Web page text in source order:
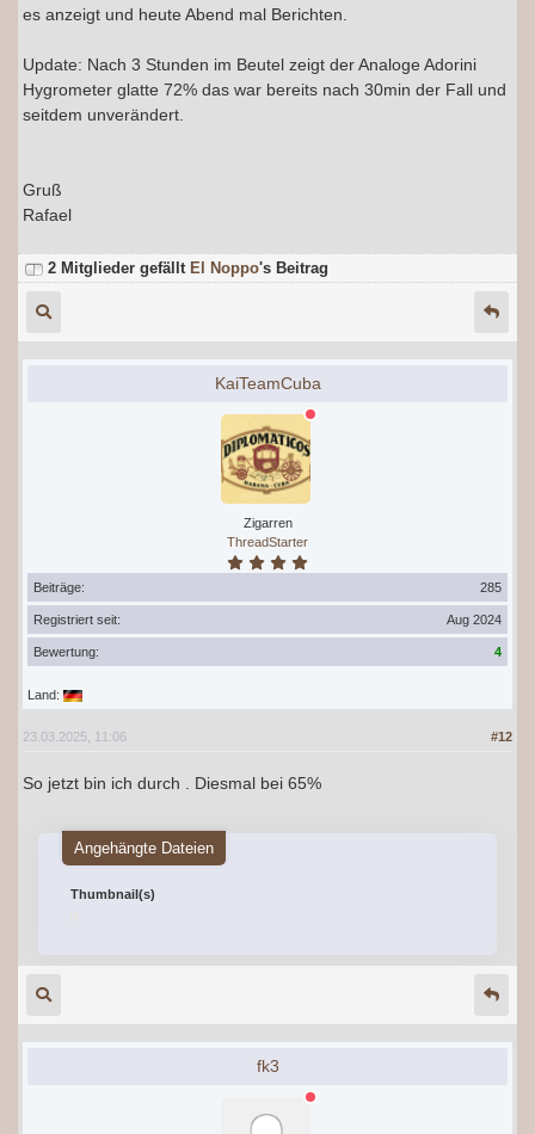
es anzeigt und heute Abend mal Berichten.
Update: Nach 3 Stunden im Beutel zeigt der Analoge Adorini
Hygrometer glatte 72% das war bereits nach 30min der Fall und
seitdem unverändert.
Gruß
Rafael
2 Mitglieder gefällt El Noppo's Beitrag
KaiTeamCuba
Zigarren
ThreadStarter
Beiträge: 285
Registriert seit: Aug 2024
Bewertung: 4
Land:
#12
23.03.2025, 11:06
So jetzt bin ich durch . Diesmal bei 65%
Angehängte Dateien
Thumbnail(s)
fk3